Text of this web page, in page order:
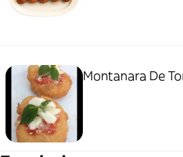
Montanara De